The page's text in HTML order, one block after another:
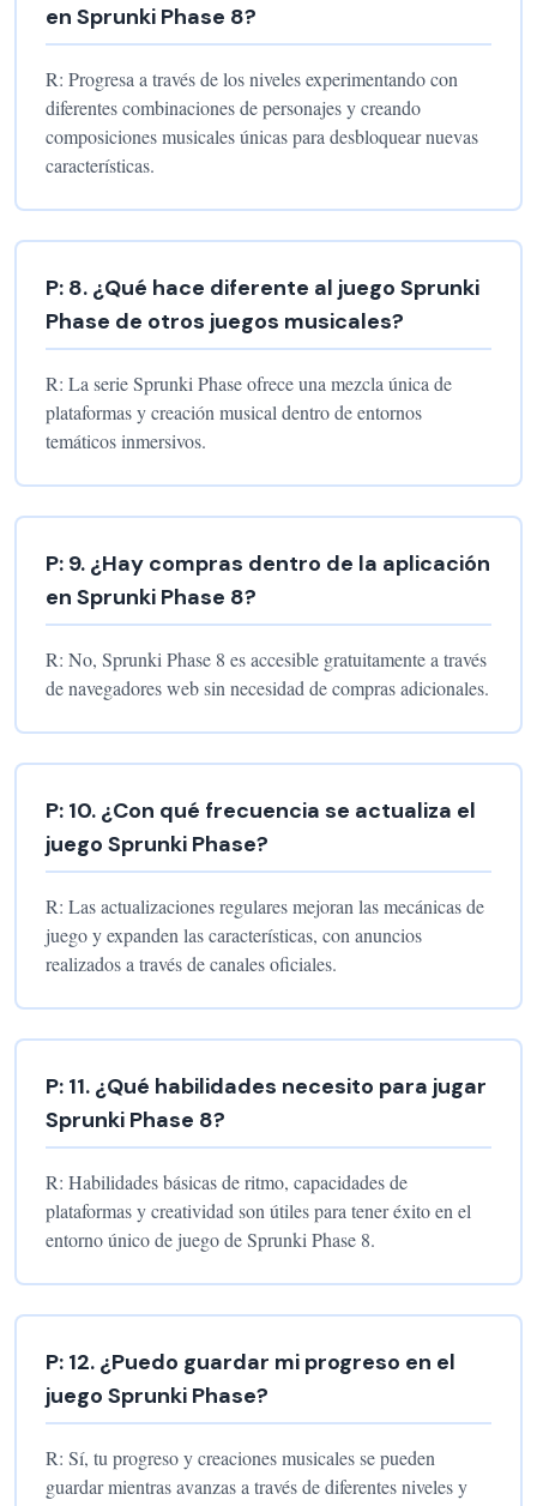
en Sprunki Phase 8?
R: Progresa a través de los niveles experimentando con
diferentes combinaciones de personajes y creando
composiciones musicales únicas para desbloquear nuevas
características.
P: 8. ¿Qué hace diferente al juego Sprunki
Phase de otros juegos musicales?
R: La serie Sprunki Phase ofrece una mezcla única de
plataformas y creación musical dentro de entornos
temáticos inmersivos.
P: 9. ¿Hay compras dentro de la aplicación
en Sprunki Phase 8?
R: No, Sprunki Phase 8 es accesible gratuitamente a través
de navegadores web sin necesidad de compras adicionales.
P: 10. ¿Con qué frecuencia se actualiza el
juego Sprunki Phase?
R: Las actualizaciones regulares mejoran las mecánicas de
juego y expanden las características, con anuncios
realizados a través de canales oficiales.
P: 11. ¿Qué habilidades necesito para jugar
Sprunki Phase 8?
R: Habilidades básicas de ritmo, capacidades de
plataformas y creatividad son útiles para tener éxito en el
entorno único de juego de Sprunki Phase 8.
P: 12. ¿Puedo guardar mi progreso en el
juego Sprunki Phase?
R: Sí, tu progreso y creaciones musicales se pueden
guardar mientras avanzas a través de diferentes niveles y